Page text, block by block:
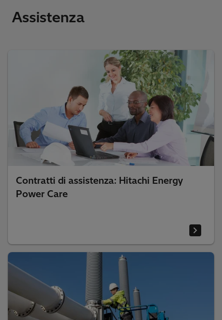
Assistenza
Contratti di assistenza: Hitachi Energy
Power Care